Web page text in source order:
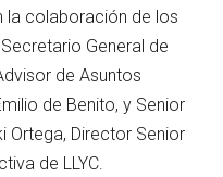
la colaboración de los
General de
de Asuntos
de Benito, y Senior
Ortega, Director Senior
de LLYC.